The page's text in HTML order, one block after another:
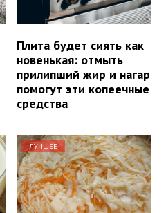
Плита будет сиять как
новенькая: отмыть
прилипший жир и нагар
помогут эти копеечные
средства
ЛУЧШЕЕ